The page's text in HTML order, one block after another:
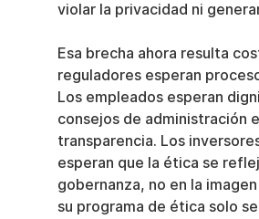
violar la privacidad ni
Esa brecha ahora resulta
reguladores esperan
Los empleados esperan
consejos de administración
transparencia. Los
esperan que la ética se
gobernanza, no en la
su programa de ética solo